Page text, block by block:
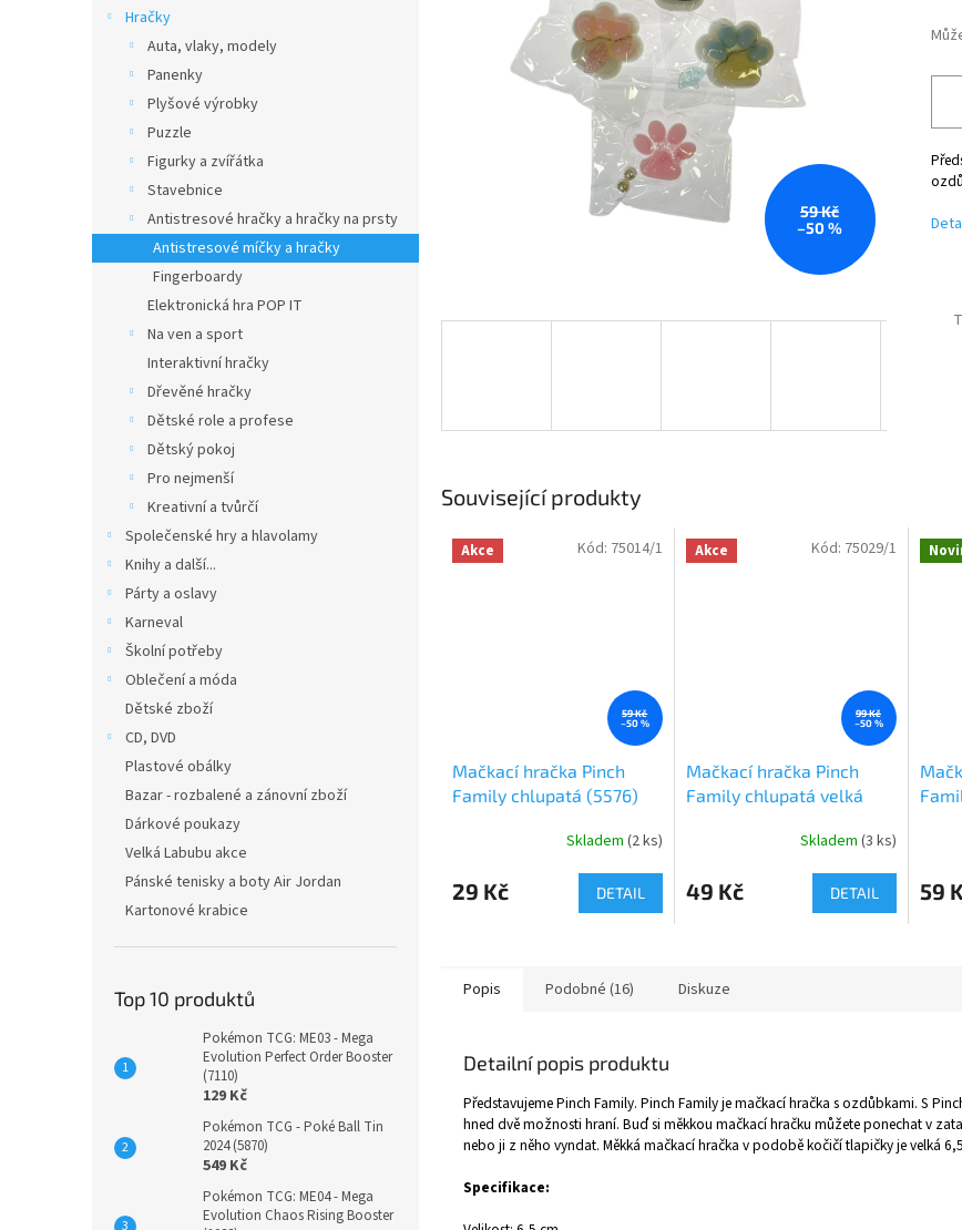
Hračky
Auta, vlaky, modely
Panenky
Plyšové výrobky
Puzzle
Figurky a zvířátka
Stavebnice
Antistresové hračky a hračky na prsty
Antistresové míčky a hračky
Fingerboardy
Elektronická hra POP IT
Na ven a sport
Interaktivní hračky
Dřevěné hračky
Dětské role a profese
Dětský pokoj
Pro nejmenší
Kreativní a tvůrčí
Společenské hry a hlavolamy
Knihy a další...
Párty a oslavy
Karneval
Školní potřeby
Oblečení a móda
Dětské zboží
CD, DVD
Plastové obálky
Bazar - rozbalené a zánovní zboží
Dárkové poukazy
Velká Labubu akce
Pánské tenisky a boty Air Jordan
Kartonové krabice
Top 10 produktů
Pokémon TCG: ME03 - Mega
Evolution Perfect Order Booster
(7110)
129 Kč
Pokémon TCG - Poké Ball Tin
2024 (5870)
549 Kč
Pokémon TCG: ME04 - Mega
Evolution Chaos Rising Booster
59 Kč
–50 %
Související produkty
Akce
59 Kč
–50 %
Mačkací hračka Pinch
Family chlupatá (5576)
Skladem (2 ks)
29 Kč DETAIL
Kód: 75014/1 Akce
99 Kč
–50 %
Mačkací hračka Pinch
Family chlupatá velká
Skladem (3 ks)
49 Kč DETAIL
Kód: 75029/1
59
Popis Podobné (16) Diskuze
Detailní popis produktu
Představujeme Pinch Family. Pinch Family je mačkací hračka s ozdůbkami. S
hned dvě možnosti hraní. Buď si měkkou mačkací hračku můžete ponechat v
nebo ji z něho vyndat. Měkká mačkací hračka v podobě kočičí tlapičky je velká
Specifikace: